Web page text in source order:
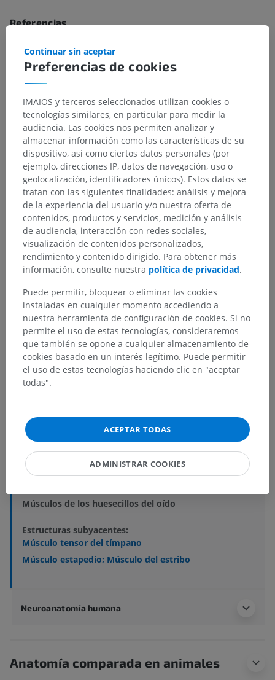
Referencias
Elsevier; 2020.
Moore KL, Dalley AF, Agur AMR. Anatomía con orientación clínica. 8ª ed.
Barcelona: Wolters Kluwer; 2018.
Rouvière H, Delmas A. Anatomía humana: Tomos 1–3. 11ª ed. Barcelona:
Masson; 2005.
Terminologia Anatomica. 2ª ed. Federative International Programme for
Anatomical Terminology (FIPAT); 2019.
Galería
Jerarquía anatómica
Anatomía humana 2
Anatomía humana 1
Anatomía sistémica> Músculos; sistema muscular>
Músculos de los huesecillos del oído
Estructuras subyacentes:
Músculo tensor del tímpano
Músculo estapedio; Músculo del estribo
Neuroanatomía humana
Anatomía comparada en animales
Preferencias de cookies
Continuar sin aceptar
IMAIOS y terceros seleccionados utilizan cookies o
tecnologías similares, en particular para medir la
audiencia. Las cookies nos permiten analizar y
almacenar información como las características de su
dispositivo, así como ciertos datos personales (por
ejemplo, direcciones IP, datos de navegación, uso o
geolocalización, identificadores únicos). Estos datos se
tratan con las siguientes finalidades: análisis y mejora
de la experiencia del usuario y/o nuestra oferta de
contenidos, productos y servicios, medición y análisis
de audiencia, interacción con redes sociales,
visualización de contenidos personalizados,
rendimiento y contenido dirigido. Para obtener más
información, consulte nuestra política de privacidad.
Puede permitir, bloquear o eliminar las cookies
instaladas en cualquier momento accediendo a
nuestra herramienta de configuración de cookies. Si no
permite el uso de estas tecnologías, consideraremos
que también se opone a cualquier almacenamiento de
cookies basado en un interés legítimo. Puede permitir
el uso de estas tecnologías haciendo clic en "aceptar
todas".
ACEPTAR TODAS
ADMINISTRAR COOKIES